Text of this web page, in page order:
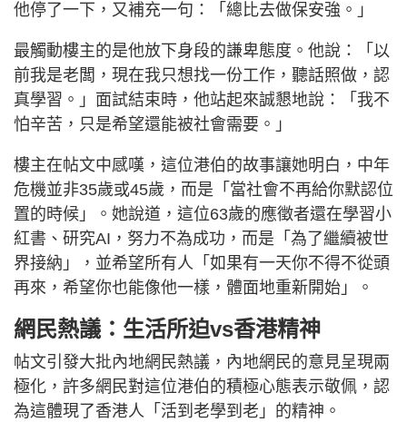
他停了一下，又補充一句：「總比去做保安強。」
最觸動樓主的是他放下身段的謙卑態度。他說：「以
前我是老闆，現在我只想找一份工作，聽話照做，認
真學習。」面試結束時，他站起來誠懇地說：「我不
怕辛苦，只是希望還能被社會需要。」
樓主在帖文中感嘆，這位港伯的故事讓她明白，中年
危機並非35歲或45歲，而是「當社會不再給你默認位
置的時候」。她說道，這位63歲的應徵者還在學習小
紅書、研究AI，努力不為成功，而是「為了繼續被世
界接納」，並希望所有人「如果有一天你不得不從頭
再來，希望你也能像他一樣，體面地重新開始」。
網民熱議：生活所迫vs香港精神
帖文引發大批內地網民熱議，內地網民的意見呈現兩
極化，許多網民對這位港伯的積極心態表示敬佩，認
為這體現了香港人「活到老學到老」的精神。